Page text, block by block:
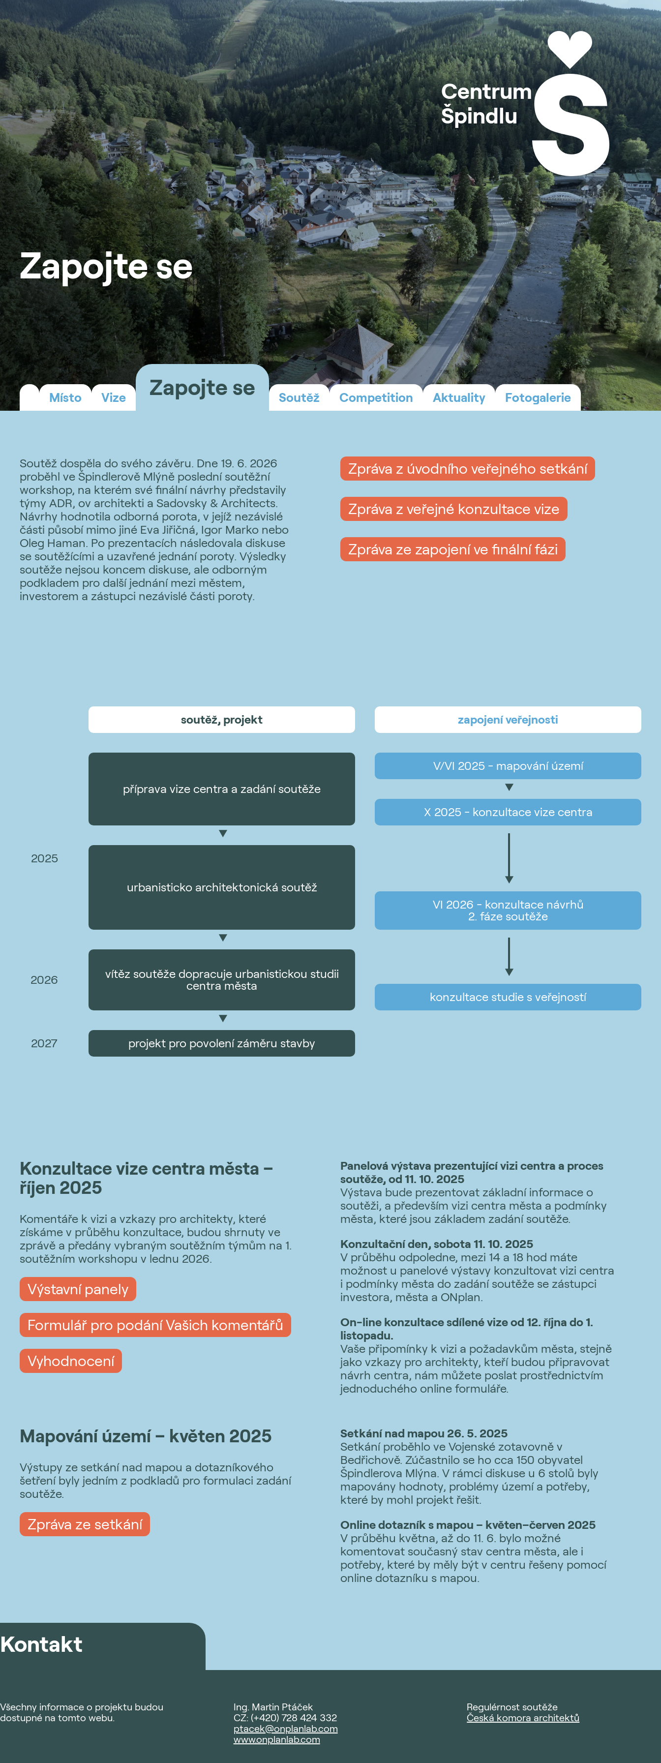
Centrum
Špindlu
Zapojte se
Místo Vize Zapojte se Soutěž Competition Aktuality Fotogalerie
Soutěž dospěla do svého závěru. Dne 19. 6. 2026
proběhl ve Špindlerově Mlýně poslední soutěžní
workshop, na kterém své finální návrhy představily
týmy ADR, ov architekti a Sadovsky & Architects.
Návrhy hodnotila odborná porota, v jejíž nezávislé
části působí mimo jiné Eva Jiřičná, Igor Marko nebo
Oleg Haman. Po prezentacích následovala diskuse
se soutěžícími a uzavřené jednání poroty. Výsledky
soutěže nejsou koncem diskuse, ale odborným
podkladem pro další jednání mezi městem,
investorem a zástupci nezávislé části poroty.
Zpráva z úvodního veřejného setkání
Zpráva z veřejné konzultace vize
Zpráva ze zapojení ve finální fázi
soutěž, projekt zapojení veřejnosti
příprava vize centra a zadání soutěže
V/VI 2025 - mapování území
X 2025 - konzultace vize centra
2025
urbanisticko architektonická soutěž
VI 2026 - konzultace návrhů
2. fáze soutěže
2026
vítěz soutěže dopracuje urbanistickou studii
centra města
konzultace studie s veřejností
2027 projekt pro povolení záměru stavby
Konzultace vize centra města –
říjen 2025
Komentáře k vizi a vzkazy pro architekty, které
získáme v průběhu konzultace, budou shrnuty ve
zprávě a předány vybraným soutěžním týmům na 1.
soutěžním workshopu v lednu 2026.
Výstavní panely
Formulář pro podání Vašich komentářů
Vyhodnocení
Panelová výstava prezentující vizi centra a proces
soutěže, od 11. 10. 2025
Výstava bude prezentovat základní informace o
soutěži, a především vizi centra města a podmínky
města, které jsou základem zadání soutěže.
Konzultační den, sobota 11. 10. 2025
V průběhu odpoledne, mezi 14 a 18 hod máte
možnost u panelové výstavy konzultovat vizi centra
i podmínky města do zadání soutěže se zástupci
investora, města a ONplan.
On-line konzultace sdílené vize od 12. října do 1.
listopadu.
Vaše připomínky k vizi a požadavkům města, stejně
jako vzkazy pro architekty, kteří budou připravovat
návrh centra, nám můžete poslat prostřednictvím
jednoduchého online formuláře.
Mapování území – květen 2025
Výstupy ze setkání nad mapou a dotazníkového
šetření byly jedním z podkladů pro formulaci zadání
soutěže.
Zpráva ze setkání
Setkání nad mapou 26. 5. 2025
Setkání proběhlo ve Vojenské zotavovně v
Bedřichově. Zúčastnilo se ho cca 150 obyvatel
Špindlerova Mlýna. V rámci diskuse u 6 stolů byly
mapovány hodnoty, problémy území a potřeby,
které by mohl projekt řešit.
Online dotazník s mapou – květen–červen 2025
V průběhu května, až do 11. 6. bylo možné
komentovat současný stav centra města, ale i
potřeby, které by měly být v centru řešeny pomocí
online dotazníku s mapou.
Kontakt
Všechny informace o projektu budou
dostupné na tomto webu.
Ing. Martin Ptáček
CZ: (+420) 728 424 332
ptacek@onplanlab.com
www.onplanlab.com
Regulérnost soutěže
Česká komora architektů